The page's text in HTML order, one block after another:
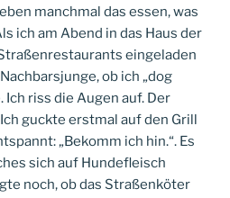
manchmal das essen, was
ich am Abend in das Haus der
eingeladen
ob ich „dog
riss die Augen auf. Der
guckte erstmal auf den Grill
„Bekomm ich hin.“. Es
sich auf Hundefleisch
noch, ob das Straßenköter